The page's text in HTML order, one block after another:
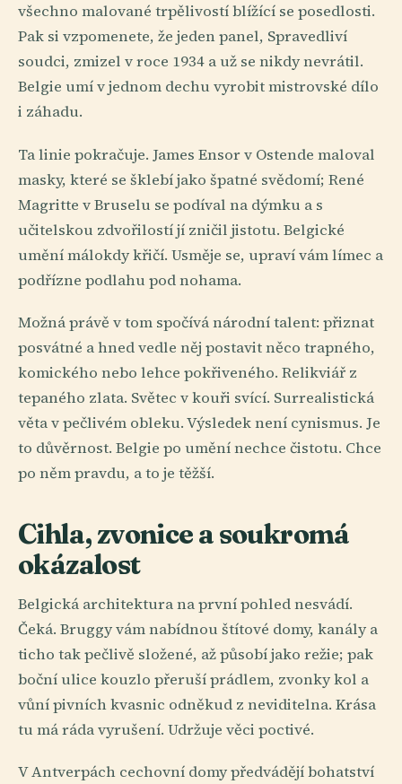
všechno malované trpělivostí blížící se posedlosti.
Pak si vzpomenete, že jeden panel, Spravedliví
soudci, zmizel v roce 1934 a už se nikdy nevrátil.
Belgie umí v jednom dechu vyrobit mistrovské dílo
i záhadu.
Ta linie pokračuje. James Ensor v Ostende maloval
masky, které se šklebí jako špatné svědomí; René
Magritte v Bruselu se podíval na dýmku a s
učitelskou zdvořilostí jí zničil jistotu. Belgické
umění málokdy křičí. Usměje se, upraví vám límec a
podřízne podlahu pod nohama.
Možná právě v tom spočívá národní talent: přiznat
posvátné a hned vedle něj postavit něco trapného,
komického nebo lehce pokřiveného. Relikviář z
tepaného zlata. Světec v kouři svící. Surrealistická
věta v pečlivém obleku. Výsledek není cynismus. Je
to důvěrnost. Belgie po umění nechce čistotu. Chce
po něm pravdu, a to je těžší.
Cihla, zvonice a soukromá
okázalost
Belgická architektura na první pohled nesvádí.
Čeká. Bruggy vám nabídnou štítové domy, kanály a
ticho tak pečlivě složené, až působí jako režie; pak
boční ulice kouzlo přeruší prádlem, zvonky kol a
vůní pivních kvasnic odněkud z neviditelna. Krása
tu má ráda vyrušení. Udržuje věci poctivé.
V Antverpách cechovní domy předvádějí bohatství